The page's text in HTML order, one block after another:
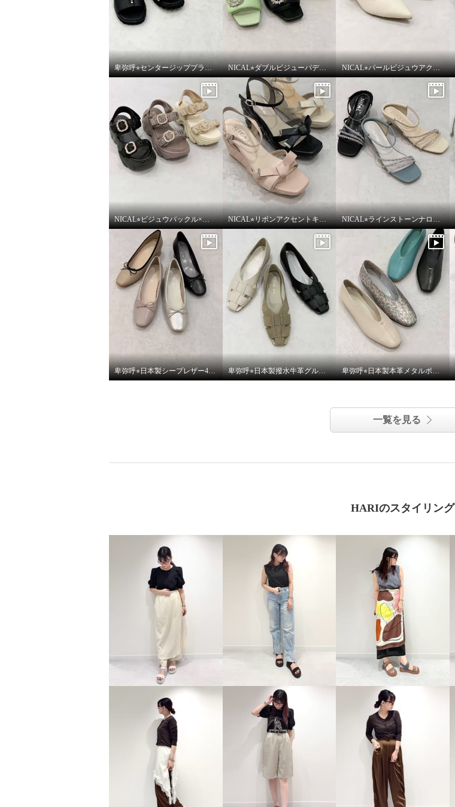
卑弥呼⭐︎センタージッププラットフォームサンダルをご紹介いたします。 NICAL⭐︎ダブルビジューパデッドミュールサンダルをご紹介いたします。 NICAL⭐︎パールビジュウアクセントメリージェーンパンプスをご紹介いたします。
NICAL⭐︎ビジュウバックル×サテンベルトボリュームをご紹介いたします。 NICAL⭐︎リボンアクセントキルティングサンダルをご紹介いたします。 NICAL⭐︎ラインストーンナローストラップミュールをご紹介いたします。
卑弥呼⭐︎日本製シープレザー4cmヒールバレエパンプスをご紹介いたします。 卑弥呼⭐︎日本製撥水牛革グルカパンプスをご紹介いたします。 卑弥呼⭐︎日本製本革メタルポイントフラットパンプスをご紹介いたします。
一覧を見る
HARIのスタイリング